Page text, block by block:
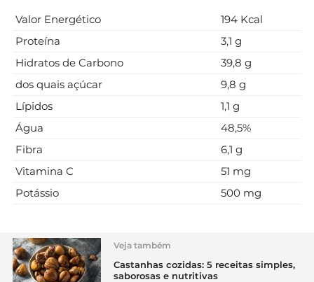
Valor Energético
194 Kcal
Proteína
3,1 g
Hidratos de Carbono
39,8 g
dos quais açúcar
9,8 g
Lípidos
1,1 g
Água
48,5%
Fibra
6,1 g
Vitamina C
51 mg
Potássio
500 mg
Veja também
Castanhas cozidas: 5 receitas simples,
saborosas e nutritivas